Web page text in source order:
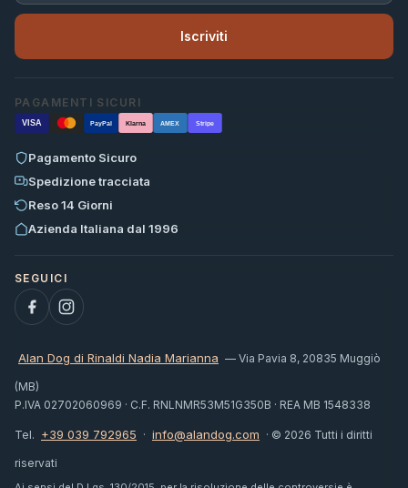
Iscriviti
PAGAMENTI SICURI
VISA PayPal Klarna AMEX Stripe
Pagamento Sicuro
Spedizione tracciata
Reso 14 Giorni
Azienda Italiana dal 1996
Alan Dog di Rinaldi Nadia Marianna — Via Pavia 8, 20835 Muggiò
(MB)
P.IVA 02702060969 · C.F. RNLNMR53M51G350B · REA MB 1548338
Tel. +39 039 792965 · info@alandog.com · © 2026 Tutti i diritti
riservati